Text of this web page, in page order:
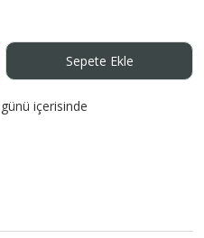
Sepete Ekle
içerisinde